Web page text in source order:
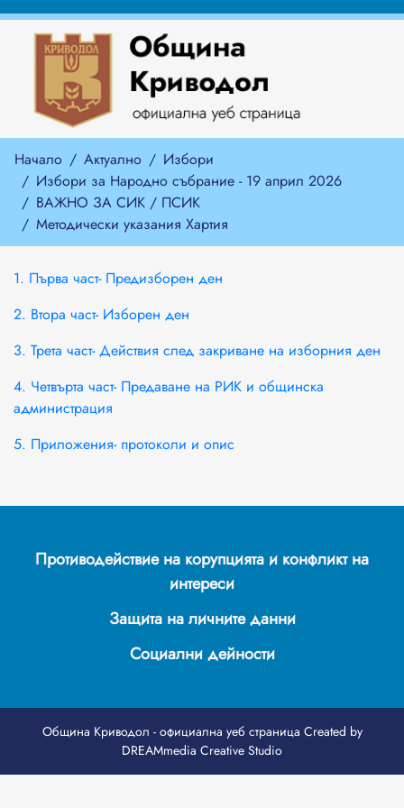
Начало Актуално
Избори
Избори за Народно събрание - 19 април 2026
ВАЖНО ЗА СИК / ПСИК
Методически указания Хартия
1. Първа част- Предизборен ден
2. Втора част- Изборен ден
3. Трета част- Действия след закриване на изборния ден
4. Четвърта част- Предаване на РИК и общинска
администрация
5. Приложения- протоколи и опис
Противодействие на корупцията и конфликт на
интереси
Защита на личните данни
Социални дейности
Община Криводол - официална уеб страница Created by
DREAMmedia Creative Studio